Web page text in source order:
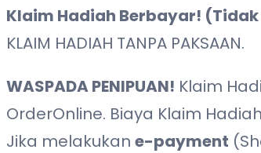
Klaim Hadiah Berbayar!
KLAIM HADIAH TANPA PAKSAAN.
WASPADA PENIPUAN! Klaim
OrderOnline. Biaya Klaim
Jika melakukan e-payment